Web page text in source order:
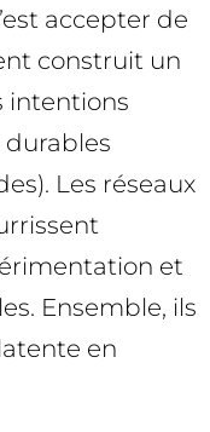
accepter de
construit un
intentions
durables
Les réseaux
et
Ensemble, ils
en